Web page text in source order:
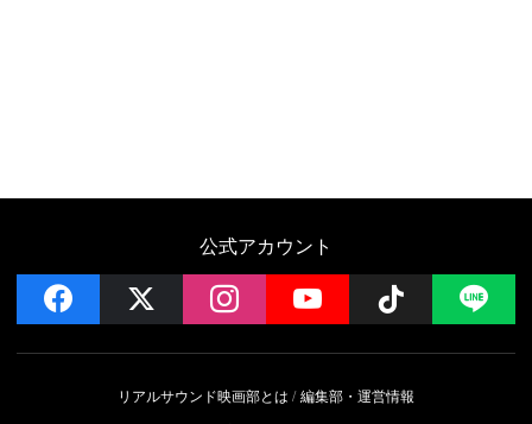
公式アカウント
facebook instagramYouTube Follow
リアルサウンド映画部とは
編集部・運営情報